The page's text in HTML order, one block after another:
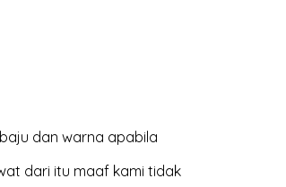
dan warna apabila
dari itu maaf kami tidak